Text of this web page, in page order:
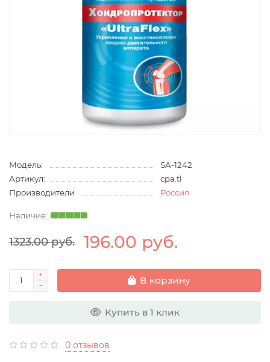
Модель:
SA-1242
Артикул:
cpa.tl
Производители
Россия
1323.00 руб. 196.00 руб.
В корзину
Купить в 1 клик
0 отзывов